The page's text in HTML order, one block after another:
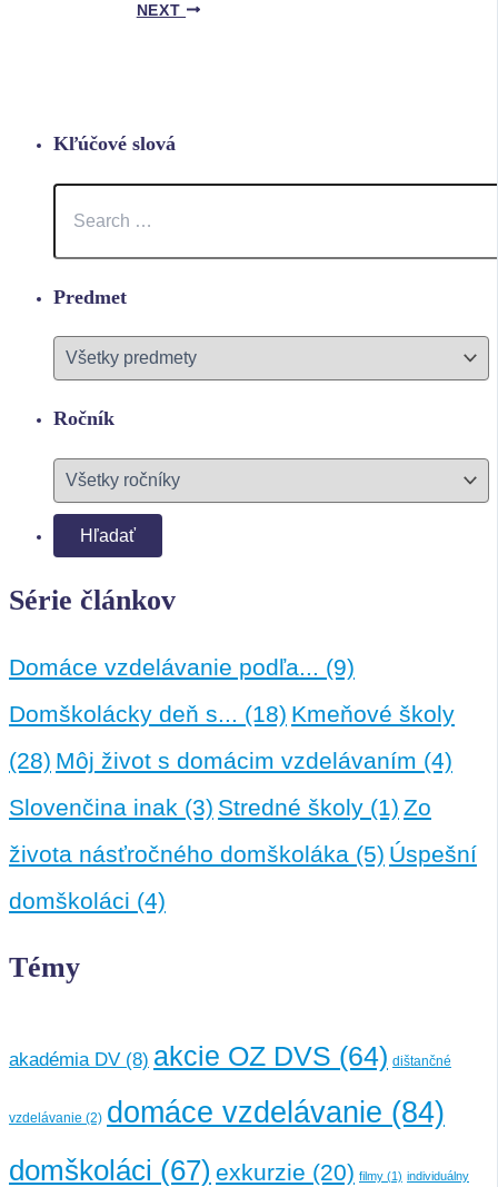
NEXT
Kľúčové slová
Predmet
Ročník
Série článkov
Domáce vzdelávanie podľa... (9)
Domškolácky deň s... (18) Kmeňové školy
(28) Môj život s domácim vzdelávaním (4)
Slovenčina inak (3) Stredné školy (1) Zo
života násťročného domškoláka (5) Úspešní
domškoláci (4)
Témy
akadémia DV (8) akcie OZ DVS (64) dištančné
vzdelávanie (2) domáce vzdelávanie (84)
domškoláci (67) exkurzie (20) filmy (1) individuálny